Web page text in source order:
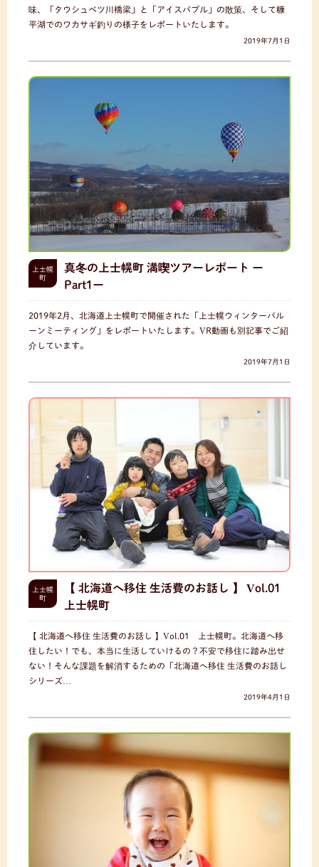
味、「タウシュベツ川橋梁」と「アイスバブル」の散策、そして糠
平湖でのワカサギ釣りの様子をレポートいたします。
2019年7月1日
上士幌
町
真冬の上士幌町 満喫ツアーレポート ー
Part1ー
2019年2月、北海道上士幌町で開催された「上士幌ウィンターバル
ーンミーティング」をレポートいたします。VR動画も別記事でご紹
介しています。
2019年7月1日
上士幌
町
【 北海道へ移住 生活費のお話し 】 Vol.01
上士幌町
【 北海道へ移住 生活費のお話し 】Vol.01 上士幌町。北海道へ移
住したい！でも、本当に生活していけるの？不安で移住に踏み出せ
ない！そんな課題を解消するための「北海道へ移住 生活費のお話し
シリーズ…
2019年4月1日